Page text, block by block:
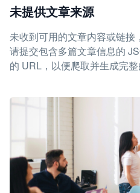
未提供文章来源
未收到可用的文章内容或链接
请提交包含多篇文章信息的
的 URL，以便爬取并生成完整